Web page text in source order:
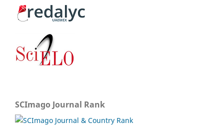
SCImago Journal Rank